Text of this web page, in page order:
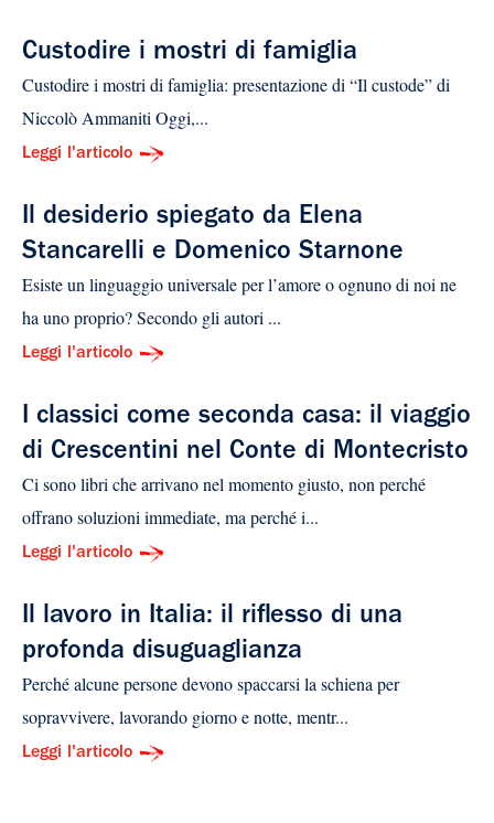
Custodire i mostri di famiglia
Custodire i mostri di famiglia: presentazione di “Il custode” di
Niccolò Ammaniti Oggi,...
Leggi l'articolo
Il desiderio spiegato da Elena
Stancarelli e Domenico Starnone
Esiste un linguaggio universale per l’amore o ognuno di noi ne
ha uno proprio? Secondo gli autori ...
Leggi l'articolo
I classici come seconda casa: il viaggio
di Crescen­tini nel Conte di Montecristo
Ci sono libri che arrivano nel momento giusto, non perché
offrano soluzioni immediate, ma perché i...
Leggi l'articolo
Il lavoro in Italia: il riflesso di una
profonda disuguaglianza
Perché alcune persone devono spaccarsi la schiena per
sopravvivere, lavorando giorno e notte, mentr...
Leggi l'articolo